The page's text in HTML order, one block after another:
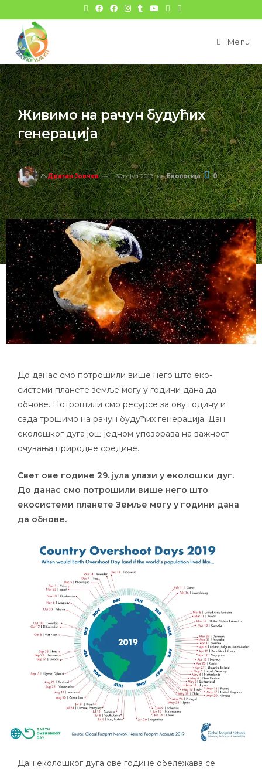
Menu
Живимо на рачун будућих
генерација
бyДраган Јовчев 30тх јул 2019 ин Екологија 0
До данас смо потрошили више него што еко-
системи планете земље могу у години дана да
обнове. Потрошили смо ресурсе за ову годину и
сада трошимо на рачун будућих генерација. Дан
еколошког дуга још једном упозорава на важност
очувања природне средине.
Свет ове године 29. јула улази у еколошки дуг.
До данас смо потрошили више него што
екосистеми планете Земље могу у години дана
да обнове.
Дан еколошког дуга ове године обележава се